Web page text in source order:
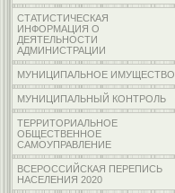
СТАТИСТИЧЕСКАЯ
ИНФОРМАЦИЯ О
ДЕЯТЕЛЬНОСТИ
АДМИНИСТРАЦИИ
МУНИЦИПАЛЬНОЕ ИМУЩЕСТВО
МУНИЦИПАЛЬНЫЙ КОНТРОЛЬ
ТЕРРИТОРИАЛЬНОЕ
ОБЩЕСТВЕННОЕ
САМОУПРАВЛЕНИЕ
ВСЕРОССИЙСКАЯ ПЕРЕПИСЬ
НАСЕЛЕНИЯ 2020